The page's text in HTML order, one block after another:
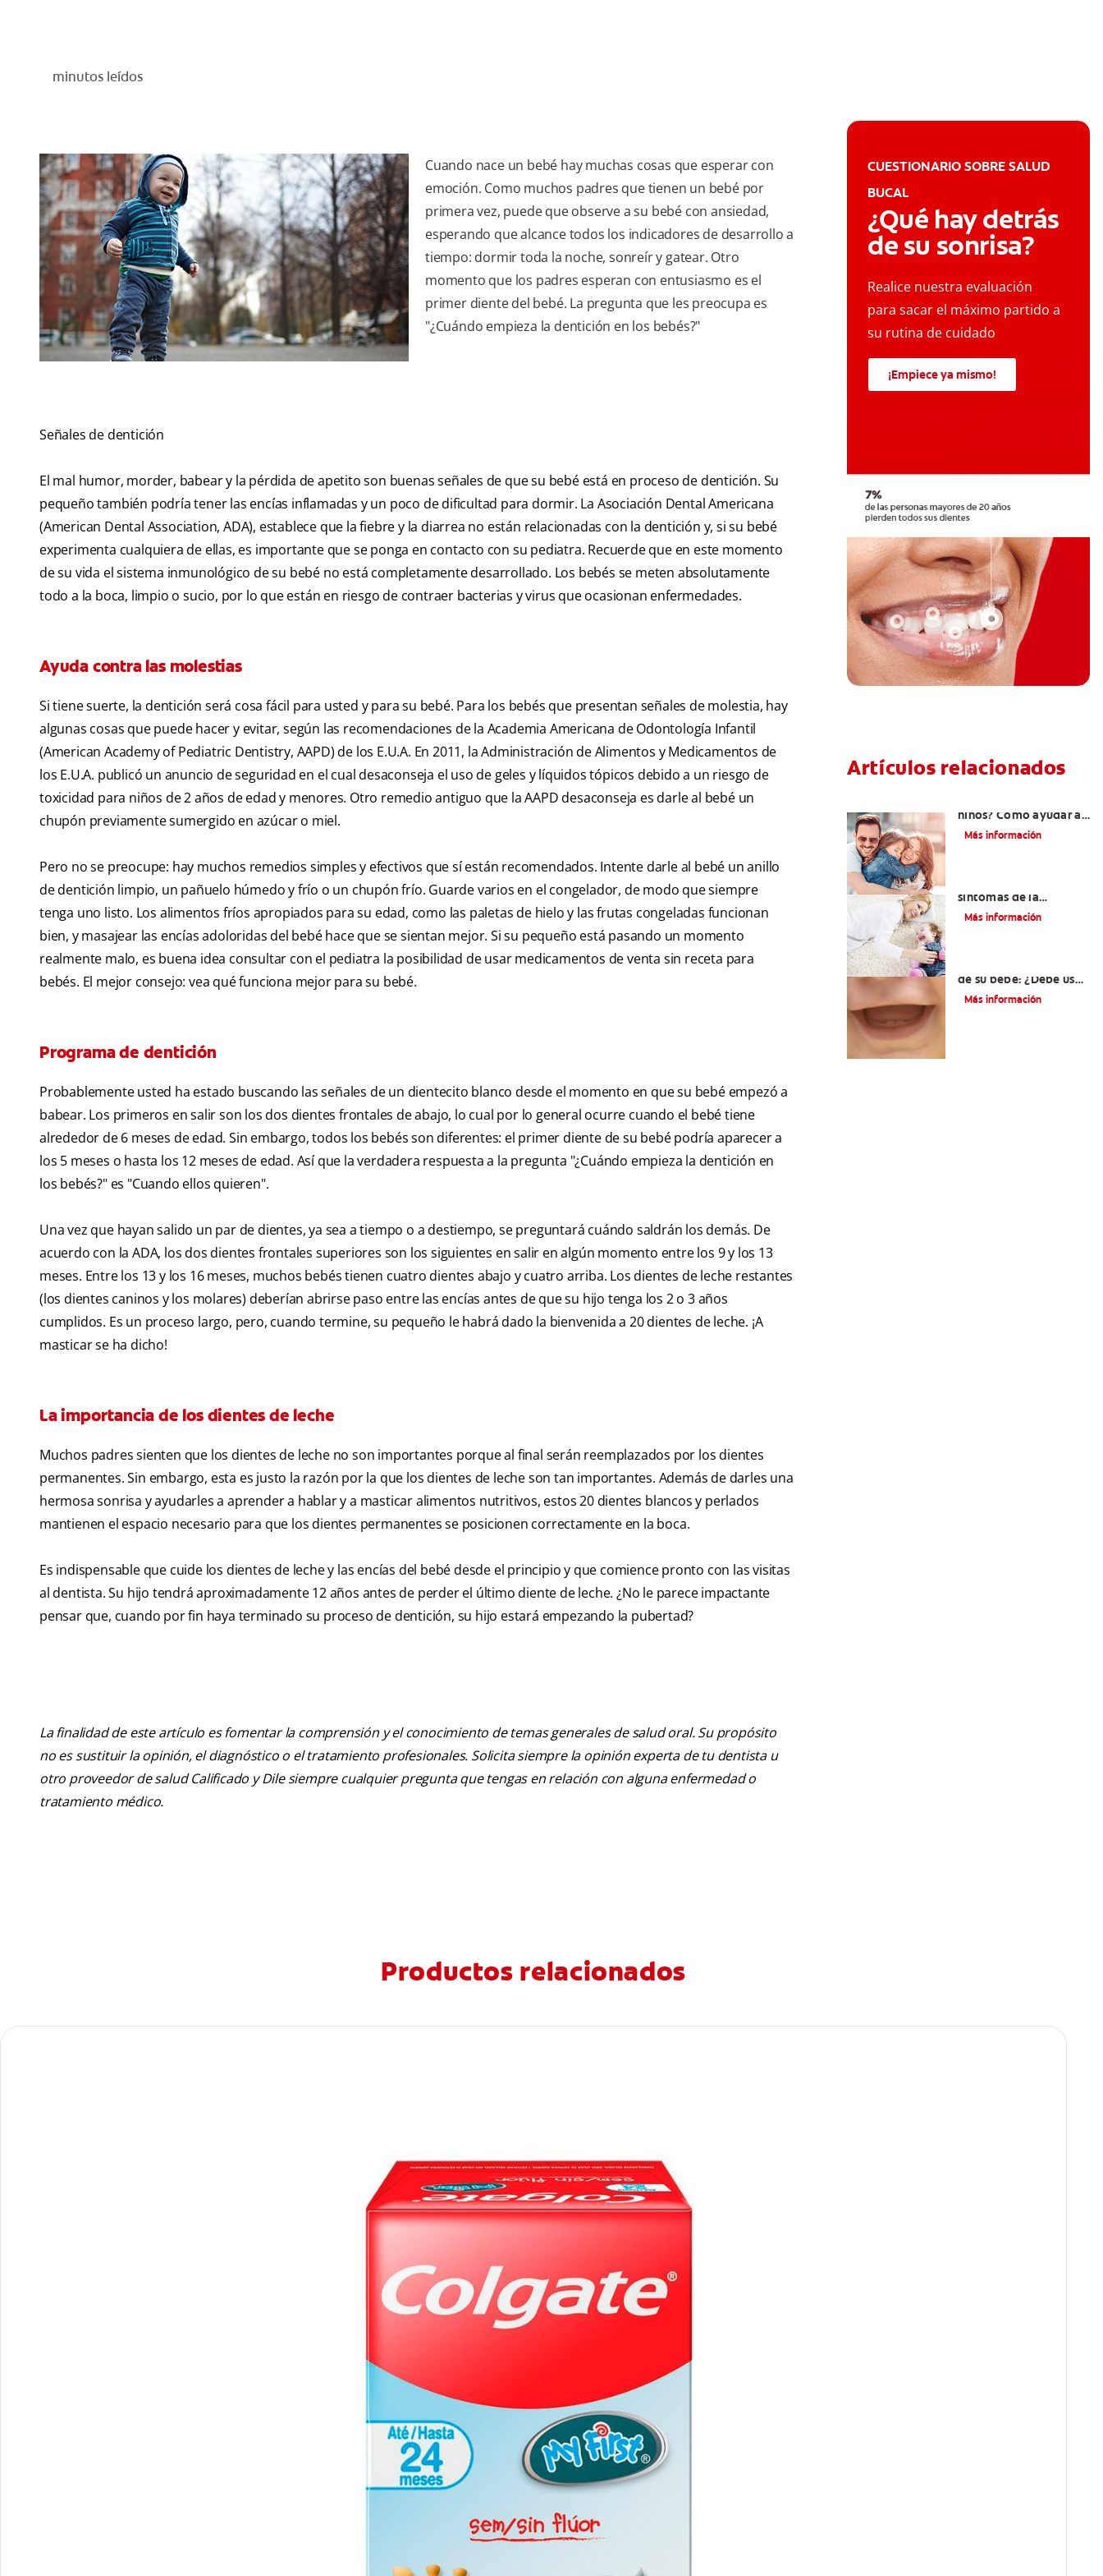
minutos leídos
Cuando nace un bebé hay muchas cosas que esperar con
emoción. Como muchos padres que tienen un bebé por
primera vez, puede que observe a su bebé con ansiedad,
esperando que alcance todos los indicadores de desarrollo a
tiempo: dormir toda la noche, sonreír y gatear. Otro
momento que los padres esperan con entusiasmo es el
primer diente del bebé. La pregunta que les preocupa es
"¿Cuándo empieza la dentición en los bebés?"
Señales de dentición
El mal humor, morder, babear y la pérdida de apetito son buenas señales de que su bebé está en proceso de dentición. Su
pequeño también podría tener las encías inflamadas y un poco de dificultad para dormir. La Asociación Dental Americana
(American Dental Association, ADA), establece que la fiebre y la diarrea no están relacionadas con la dentición y, si su bebé
experimenta cualquiera de ellas, es importante que se ponga en contacto con su pediatra. Recuerde que en este momento
de su vida el sistema inmunológico de su bebé no está completamente desarrollado. Los bebés se meten absolutamente
todo a la boca, limpio o sucio, por lo que están en riesgo de contraer bacterias y virus que ocasionan enfermedades.
Ayuda contra las molestias
Si tiene suerte, la dentición será cosa fácil para usted y para su bebé. Para los bebés que presentan señales de molestia, hay
algunas cosas que puede hacer y evitar, según las recomendaciones de la Academia Americana de Odontología Infantil
(American Academy of Pediatric Dentistry, AAPD) de los E.U.A. En 2011, la Administración de Alimentos y Medicamentos de
los E.U.A. publicó un anuncio de seguridad en el cual desaconseja el uso de geles y líquidos tópicos debido a un riesgo de
toxicidad para niños de 2 años de edad y menores. Otro remedio antiguo que la AAPD desaconseja es darle al bebé un
chupón previamente sumergido en azúcar o miel.
Pero no se preocupe: hay muchos remedios simples y efectivos que sí están recomendados. Intente darle al bebé un anillo
de dentición limpio, un pañuelo húmedo y frío o un chupón frío. Guarde varios en el congelador, de modo que siempre
tenga uno listo. Los alimentos fríos apropiados para su edad, como las paletas de hielo y las frutas congeladas funcionan
bien, y masajear las encías adoloridas del bebé hace que se sientan mejor. Si su pequeño está pasando un momento
realmente malo, es buena idea consultar con el pediatra la posibilidad de usar medicamentos de venta sin receta para
bebés. El mejor consejo: vea qué funciona mejor para su bebé.
Programa de dentición
Probablemente usted ha estado buscando las señales de un dientecito blanco desde el momento en que su bebé empezó a
babear. Los primeros en salir son los dos dientes frontales de abajo, lo cual por lo general ocurre cuando el bebé tiene
alrededor de 6 meses de edad. Sin embargo, todos los bebés son diferentes: el primer diente de su bebé podría aparecer a
los 5 meses o hasta los 12 meses de edad. Así que la verdadera respuesta a la pregunta "¿Cuándo empieza la dentición en
los bebés?" es "Cuando ellos quieren".
Una vez que hayan salido un par de dientes, ya sea a tiempo o a destiempo, se preguntará cuándo saldrán los demás. De
acuerdo con la ADA, los dos dientes frontales superiores son los siguientes en salir en algún momento entre los 9 y los 13
meses. Entre los 13 y los 16 meses, muchos bebés tienen cuatro dientes abajo y cuatro arriba. Los dientes de leche restantes
(los dientes caninos y los molares) deberían abrirse paso entre las encías antes de que su hijo tenga los 2 o 3 años
cumplidos. Es un proceso largo, pero, cuando termine, su pequeño le habrá dado la bienvenida a 20 dientes de leche. ¡A
masticar se ha dicho!
La importancia de los dientes de leche
Muchos padres sienten que los dientes de leche no son importantes porque al final serán reemplazados por los dientes
permanentes. Sin embargo, esta es justo la razón por la que los dientes de leche son tan importantes. Además de darles una
hermosa sonrisa y ayudarles a aprender a hablar y a masticar alimentos nutritivos, estos 20 dientes blancos y perlados
mantienen el espacio necesario para que los dientes permanentes se posicionen correctamente en la boca.
Es indispensable que cuide los dientes de leche y las encías del bebé desde el principio y que comience pronto con las visitas
al dentista. Su hijo tendrá aproximadamente 12 años antes de perder el último diente de leche. ¿No le parece impactante
pensar que, cuando por fin haya terminado su proceso de dentición, su hijo estará empezando la pubertad?
La finalidad de este artículo es fomentar la comprensión y el conocimiento de temas generales de salud oral. Su propósito
no es sustituir la opinión, el diagnóstico o el tratamiento profesionales. Solicita siempre la opinión experta de tu dentista u
otro proveedor de salud Calificado y Dile siempre cualquier pregunta que tengas en relación con alguna enfermedad o
tratamiento médico.
CUESTIONARIO SOBRE SALUD
BUCAL
¿Qué hay detrás
de su sonrisa?
Realice nuestra evaluación
para sacar el máximo partido a
su rutina de cuidado
¡Empiece ya mismo!
Artículos relacionados
niños? Cómo ayudar a
tus pequeños en el
Más información
síntomas de la
dentición
Más información
de su bebé: ¿Debe usar
crema dental?
Más información
Productos relacionados